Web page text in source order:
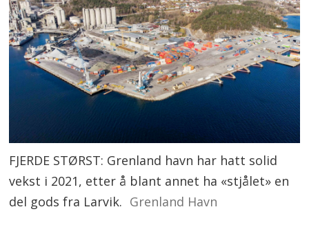
FJERDE STØRST: Grenland havn har hatt solid
vekst i 2021, etter å blant annet ha «stjålet» en
del gods fra Larvik. Grenland Havn